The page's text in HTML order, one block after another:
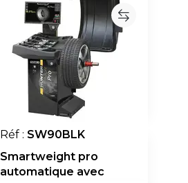
Réf : SW90BLK
Smartweight pro
automatique avec